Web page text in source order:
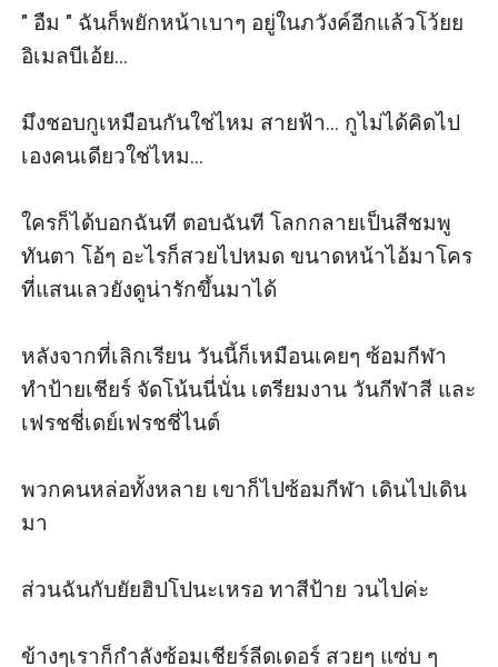
" อืม " ฉันก็พยักหน้าเบาๆ อยู่ในภวังค์อีกแล้วโว้ยย
อิเมลบีเอ้ย...
มึงชอบกูเหมือนกันใช่ไหม สายฟ้า... กูไม่ได้คิดไป
เองคนเดียวใช่ไหม...
ใครก็ได้บอกฉันที ตอบฉันที โลกกลายเป็นสีชมพู
ทันตา โอ้ๆ อะไรก็สวยไปหมด ขนาดหน้าไอ้มาโคร
ที่แสนเลวยังดูน่ารักขึ้นมาได้
หลังจากที่เลิกเรียน วันนี้ก็เหมือนเคยๆ ซ้อมกีฬา
ทำป้ายเชียร์ จัดโน้นนี่นั่น เตรียมงาน วันกีฬาสี และ
เฟรชชี่เดย์เฟรชชี่ไนต์
พวกคนหล่อทั้งหลาย เขาก็ไปซ้อมกีฬา เดินไปเดิน
มา
ส่วนฉันกับยัยฮิปโปนะเหรอ ทาสีป้าย วนไปค่ะ
ข้างๆเราก็กำลังซ้อมเชียร์ลีดเดอร์ สวยๆ แซ่บ ๆ